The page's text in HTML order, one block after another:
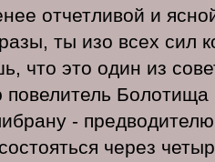
отчетливой и
ты изо всех сил
что это один из
повелитель
-
через